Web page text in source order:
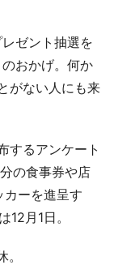
ゼント抽選を
おかげ。何か
がない人にも来
するアンケート
の食事券や店
ーを進呈す
月1日。